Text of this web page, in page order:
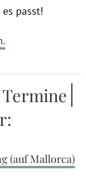
passt!
(auf Mallorca)